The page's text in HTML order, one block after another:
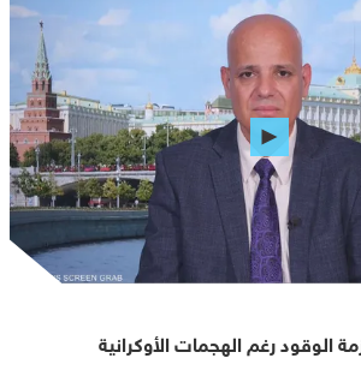
الوقود رغم الهجمات الأوكرانية